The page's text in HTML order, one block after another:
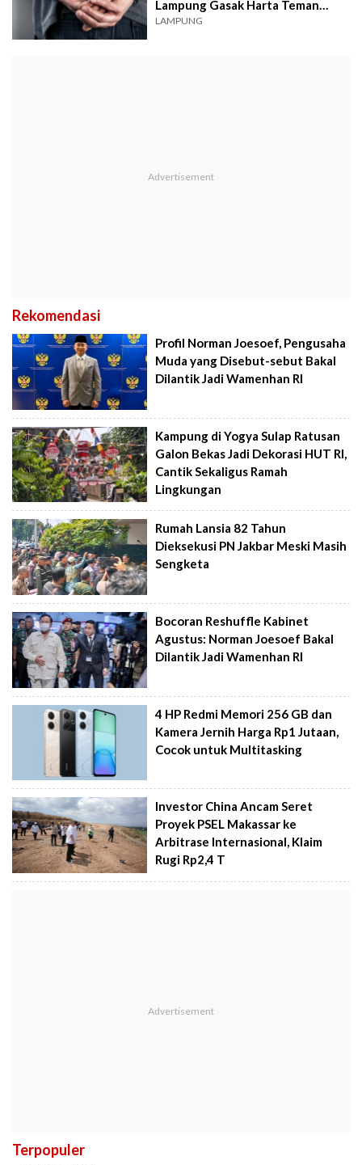
Lampung Gasak Harta Teman
Kerja
LAMPUNG
Rekomendasi
Profil Norman Joesoef, Pengusaha
Muda yang Disebut-sebut Bakal
Dilantik Jadi Wamenhan RI
Kampung di Yogya Sulap Ratusan
Galon Bekas Jadi Dekorasi HUT RI,
Cantik Sekaligus Ramah
Lingkungan
Rumah Lansia 82 Tahun
Dieksekusi PN Jakbar Meski Masih
Sengketa
Bocoran Reshuffle Kabinet
Agustus: Norman Joesoef Bakal
Dilantik Jadi Wamenhan RI
4 HP Redmi Memori 256 GB dan
Kamera Jernih Harga Rp1 Jutaan,
Cocok untuk Multitasking
Investor China Ancam Seret
Proyek PSEL Makassar ke
Arbitrase Internasional, Klaim
Rugi Rp2,4 T
Terpopuler